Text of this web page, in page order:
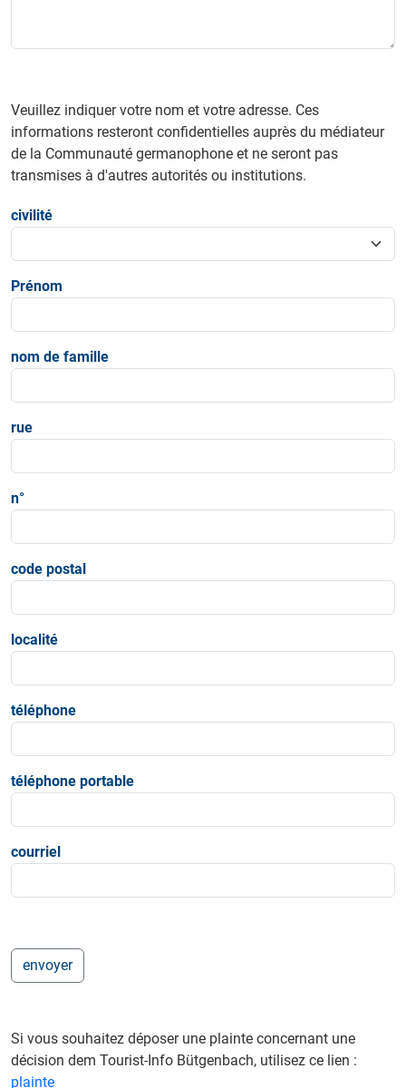
Veuillez indiquer votre nom et votre adresse. Ces
informations resteront confidentielles auprès du médiateur
de la Communauté germanophone et ne seront pas
transmises à d'autres autorités ou institutions.
civilité
Prénom
nom de famille
rue
n°
code postal
localité
téléphone
téléphone portable
courriel
Si vous souhaitez déposer une plainte concernant une
décision dem Tourist-Info Bütgenbach, utilisez ce lien :
plainte